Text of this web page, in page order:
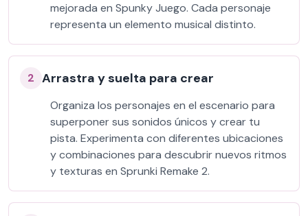
mejorada en Spunky Juego. Cada personaje
representa un elemento musical distinto.
2 Arrastra y suelta para crear
Organiza los personajes en el escenario para
superponer sus sonidos únicos y crear tu
pista. Experimenta con diferentes ubicaciones
y combinaciones para descubrir nuevos ritmos
y texturas en Sprunki Remake 2.